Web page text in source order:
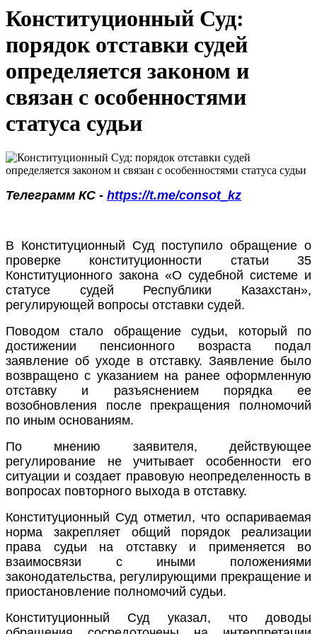
Конституционный Суд:
порядок отставки судей
определяется законом и
связан с особенностями
статуса судьи
Телеграмм КС - https://t.me/consot_kz
В Конституционный Суд поступило обращение о
проверке конституционности статьи 35
Конституционного закона «О судебной системе и
статусе судей Республики Казахстан»,
регулирующей вопросы отставки судей.
Поводом стало обращение судьи, который по
достижении пенсионного возраста подал
заявление об уходе в отставку. Заявление было
возвращено с указанием на ранее оформленную
отставку и разъяснением порядка ее
возобновления после прекращения полномочий
по иным основаниям.
По мнению заявителя, действующее
регулирование не учитывает особенности его
ситуации и создает правовую неопределенность в
вопросах повторного выхода в отставку.
Конституционный Суд отметил, что оспариваемая
норма закрепляет общий порядок реализации
права судьи на отставку и применяется во
взаимосвязи с иными положениями
законодательства, регулирующими прекращение и
приостановление полномочий судьи.
Конституционный Суд указал, что доводы